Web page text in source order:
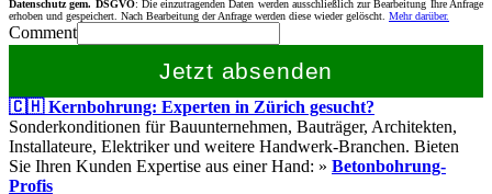
Datenschutz gem. DSGVO: Die einzutragenden Daten werden ausschließlich zur Bearbeitung Ihre Anfrage
erhoben und gespeichert. Nach Bearbeitung der Anfrage werden diese wieder gelöscht. Mehr darüber.
Comment
Jetzt absenden
🇨🇭 Kernbohrung: Experten in Zürich gesucht?
Sonderkonditionen für Bauunternehmen, Bauträger, Architekten,
Installateure, Elektriker und weitere Handwerk-Branchen. Bieten
Sie Ihren Kunden Expertise aus einer Hand: » Betonbohrung-
Profis